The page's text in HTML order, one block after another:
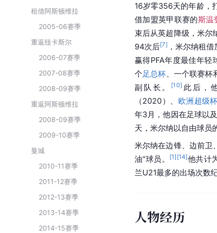
租借阿斯顿维拉
2005-06赛季
重返纽卡斯尔
2006-07赛季
2007-08赛季
2008-09赛季
重返阿斯顿维拉
2008-09赛季
2009-10赛季
曼城
2010-11赛季
2011-12赛季
2012-13赛季
2013-14赛季
2014-15赛季
16岁零356天的年龄，
借加盟英甲联赛的斯温
束后从英超降级，米尔
94次后[7] ，米尔纳租借
赢得PFA年度最佳年轻
个足总杯 、一个联赛
副队长。
[10] 此后，
（2020）、 欧洲超级
年3月，他因在足球以
天，米尔纳以自由球员
米尔纳在边锋、边前卫
油"球员。
[1] [14]他共计
兰U21最多的出场次数
人物经历